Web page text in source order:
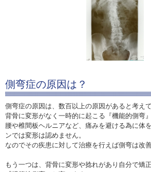
側弯症の原因は？
側弯症の原因は、数百以上の原因があると考え
背骨に変形がなく一時的に起こる『機能的側弯
腰や椎間板ヘルニアなど、痛みを避ける為に体
ンでは変形は認めません。
なのでその疾患に対して治療を行えば側弯は改善
もう一つは、背骨に変形や捻れがあり自分で矯